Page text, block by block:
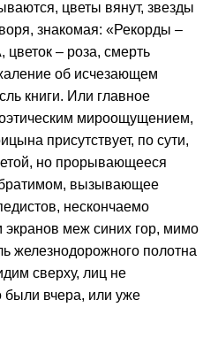
цветы вянут, звезды
знакомая: «Рекорды –
– роза, смерть
об исчезающем
книги. Или главное
мироощущением,
присутствует, по сути,
но прорывающееся
вызывающее
нескончаемо
меж синих гор, мимо
железнодорожного полотна
сверху, лиц не
были вчера, или уже